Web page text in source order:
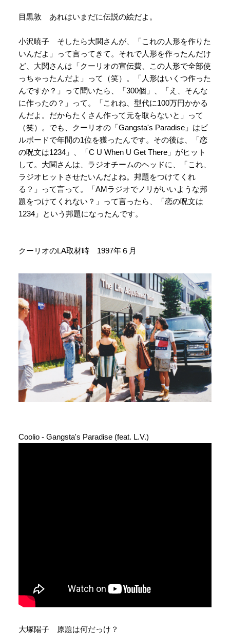
目黒敦 あれはいまだに伝説の絵だよ。
小沢暁子 そしたら大関さんが、「これの人形を作りた
いんだよ」って言ってきて。それで人形を作ったんだけ
ど、大関さんは「クーリオの宣伝費、この人形で全部使
っちゃったんだよ」って（笑）。「人形はいくつ作った
んですか？」って聞いたら、「300個」、「え、そんな
に作ったの？」って。「これね、型代に100万円かかる
んだよ。だからたくさん作って元を取らないと」って
（笑）。でも、クーリオの「Gangsta's Paradise」はビ
ルボードで年間の1位を獲ったんです。その後は、「恋
の呪文は1234」、「C U When U Get There」がヒット
して。大関さんは、ラジオチームのヘッドに、「これ、
ラジオヒットさせたいんだよね。邦題をつけてくれ
る？」って言って。「AMラジオでノリがいいような邦
題をつけてくれない？」って言ったら、「恋の呪文は
1234」という邦題になったんです。
クーリオのLA取材時 1997年６月
Coolio - Gangsta's Paradise (feat. L.V.)
大塚陽子 原題は何だっけ？